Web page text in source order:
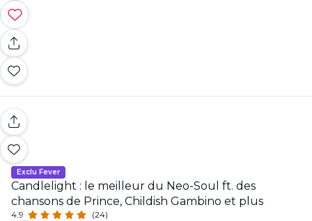
Exclu Fever
Candlelight : le meilleur du Neo-Soul ft. des
chansons de Prince, Childish Gambino et plus
4.9 (24)